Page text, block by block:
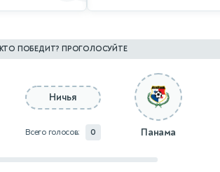
КТО ПОБЕДИТ? ПРОГОЛОСУЙТЕ
Ничья
Всего голосов: 0 Панама